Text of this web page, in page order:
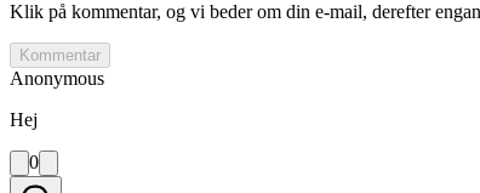
Klik på kommentar, og vi beder om din e-mail, derefter
Kommentar
Anonymous
Hej
0